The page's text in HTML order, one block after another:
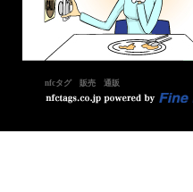
nfcタグ 販売 通販